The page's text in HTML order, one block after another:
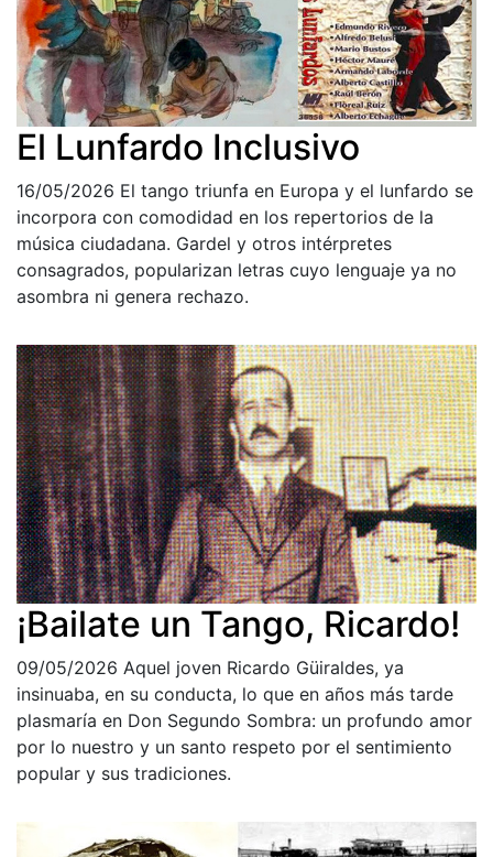
El Lunfardo Inclusivo
16/05/2026 El tango triunfa en Europa y el lunfardo se
incorpora con comodidad en los repertorios de la
música ciudadana. Gardel y otros intérpretes
consagrados, popularizan letras cuyo lenguaje ya no
asombra ni genera rechazo.
¡Bailate un Tango, Ricardo!
09/05/2026 Aquel joven Ricardo Güiraldes, ya
insinuaba, en su conducta, lo que en años más tarde
plasmaría en Don Segundo Sombra: un profundo amor
por lo nuestro y un santo respeto por el sentimiento
popular y sus tradiciones.